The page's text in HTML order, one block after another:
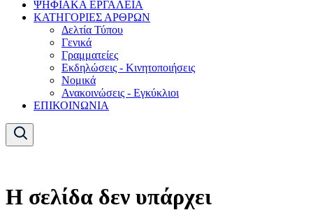
ΨΗΦΙΑΚΑ ΕΡΓΑΛΕΙΑ
ΚΑΤΗΓΟΡΙΕΣ ΑΡΘΡΩΝ
Δελτία Τύπου
Γενικά
Γραμματείες
Εκδηλώσεις - Κινητοποιήσεις
Νομικά
Ανακοινώσεις - Εγκύκλιοι
ΕΠΙΚΟΙΝΩΝΙΑ
Η σελίδα δεν υπάρχει